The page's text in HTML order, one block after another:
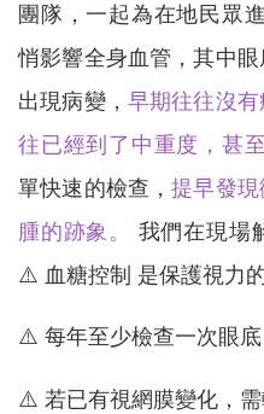
團隊，一起為在地民眾
悄影響全身血管，其中
出現病變， 早期往往沒
往已經到了中重度，甚
單快速的檢查，提早發
腫的跡象。
我們在現場
⚠️ 血糖控制 是保護視力
⚠️ 每年至少檢查一次眼
⚠️ 若已有視網膜變化，